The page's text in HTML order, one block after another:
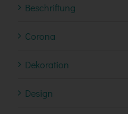
Beschriftung
Corona
Dekoration
Design